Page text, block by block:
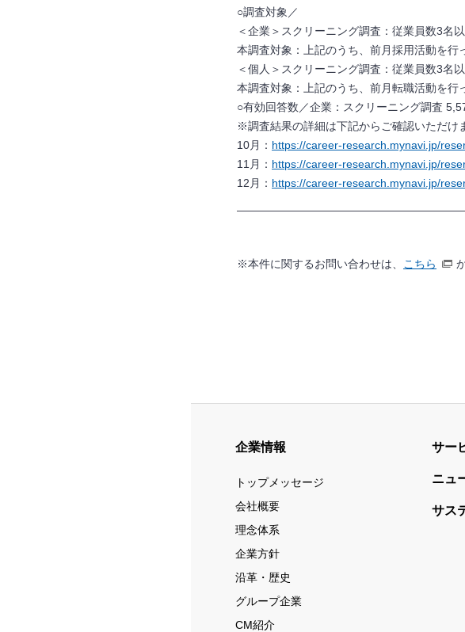
○調査対象／
＜企業＞スクリーニング調査：従業員数3名
本調査対象：上記のうち、前月採用活動を
＜個人＞スクリーニング調査：従業員数3名
本調査対象：上記のうち、前月転職活動を行
○有効回答数／企業：スクリーニング調査
※調査結果の詳細は下記からご確認いただけ
10月： https://career-research.mynavi.jp/
11月： https://career-research.mynavi.jp/
12月： https://career-research.mynavi.jp/
※本件に関するお問い合わせは、 こちら
企業情報
トップメッセージ
会社概要
理念体系
企業方針
沿革・歴史
グループ企業
CM紹介
サー
ニュ
サス